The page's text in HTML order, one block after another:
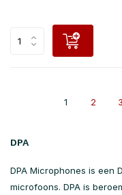
1 2 3
DPA
DPA Microphones is een
microfoons. DPA is